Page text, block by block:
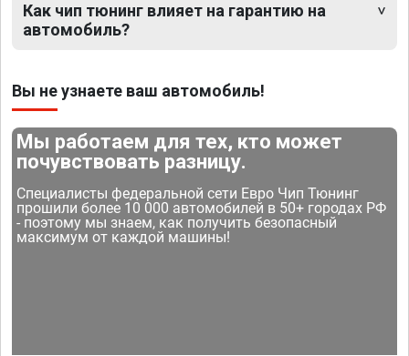
Как чип тюнинг влияет на гарантию на
автомобиль?
Вы не узнаете ваш автомобиль!
Мы работаем для тех, кто может
почувствовать разницу.
Специалисты федеральной сети Евро Чип Тюнинг
прошили более 10 000 автомобилей в 50+ городах РФ
- поэтому мы знаем, как получить безопасный
максимум от каждой машины!